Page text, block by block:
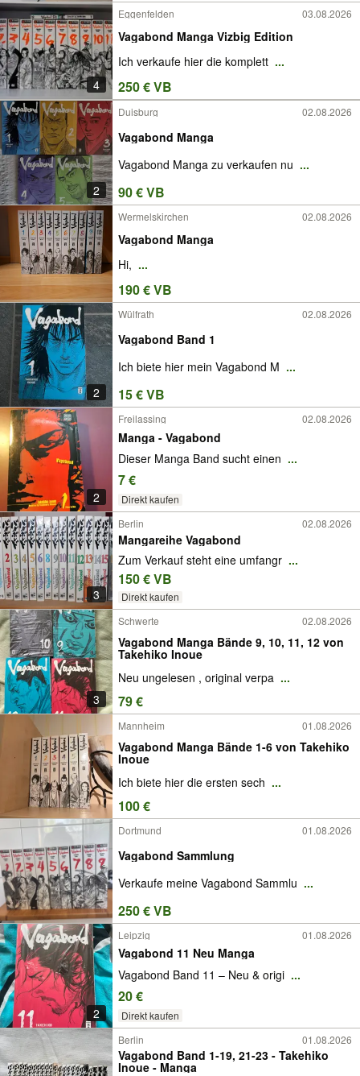
4
Eggenfelden 03.08.2026
Vagabond Manga Vizbig Edition
Ich verkaufe hier die komplett ...
250 € VB
2
Duisburg 02.08.2026
Vagabond Manga
Vagabond Manga zu verkaufen nu ...
90 € VB
Wermelskirchen 02.08.2026
Vagabond Manga
Hi, ...
190 € VB
2
Wülfrath 02.08.2026
Vagabond Band 1
Ich biete hier mein Vagabond M ...
15 € VB
2
Freilassing 02.08.2026
Manga - Vagabond
Dieser Manga Band sucht einen ...
7 €
Direkt kaufen
3
Berlin 02.08.2026
Mangareihe Vagabond
Zum Verkauf steht eine umfangr ...
150 € VB
Direkt kaufen
3
Schwerte 02.08.2026
Vagabond Manga Bände 9, 10, 11, 12 von
Takehiko Inoue
Neu ungelesen , original verpa ...
79 €
Mannheim 01.08.2026
Vagabond Manga Bände 1-6 von Takehiko
Inoue
Ich biete hier die ersten sech ...
100 €
Dortmund 01.08.2026
Vagabond Sammlung
Verkaufe meine Vagabond Sammlu ...
250 € VB
2
Leipzig 01.08.2026
Vagabond 11 Neu Manga
Vagabond Band 11 – Neu & origi ...
20 €
Direkt kaufen
Berlin 01.08.2026
Vagabond Band 1-19, 21-23 - Takehiko
Inoue - Manga